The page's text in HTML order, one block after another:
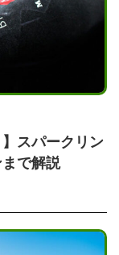
スパークリン
で解説